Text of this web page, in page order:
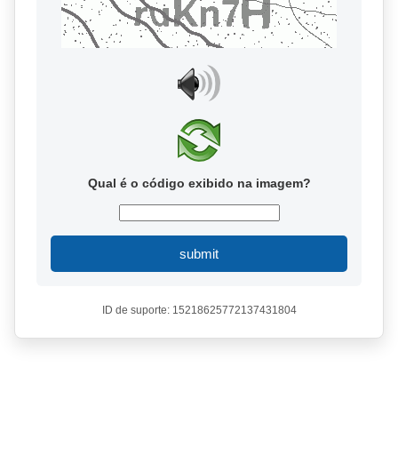
Qual é o código exibido na imagem?
submit
ID de suporte: 15218625772137431804